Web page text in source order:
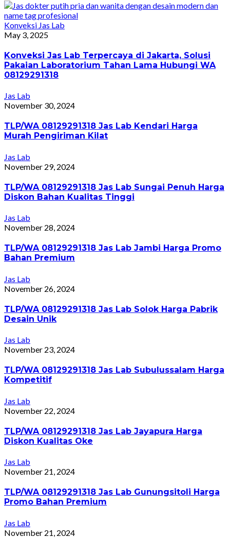
Konveksi Jas Lab
May 3, 2025
Konveksi Jas Lab Terpercaya di Jakarta, Solusi
Pakaian Laboratorium Tahan Lama Hubungi WA
08129291318
Jas Lab
November 30, 2024
TLP/WA 08129291318 Jas Lab Kendari Harga
Murah Pengiriman Kilat
Jas Lab
November 29, 2024
TLP/WA 08129291318 Jas Lab Sungai Penuh Harga
Diskon Bahan Kualitas Tinggi
Jas Lab
November 28, 2024
TLP/WA 08129291318 Jas Lab Jambi Harga Promo
Bahan Premium
Jas Lab
November 26, 2024
TLP/WA 08129291318 Jas Lab Solok Harga Pabrik
Desain Unik
Jas Lab
November 23, 2024
TLP/WA 08129291318 Jas Lab Subulussalam Harga
Kompetitif
Jas Lab
November 22, 2024
TLP/WA 08129291318 Jas Lab Jayapura Harga
Diskon Kualitas Oke
Jas Lab
November 21, 2024
TLP/WA 08129291318 Jas Lab Gunungsitoli Harga
Promo Bahan Premium
Jas Lab
November 21, 2024